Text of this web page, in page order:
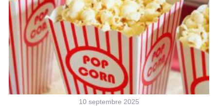
10 septembre 2025